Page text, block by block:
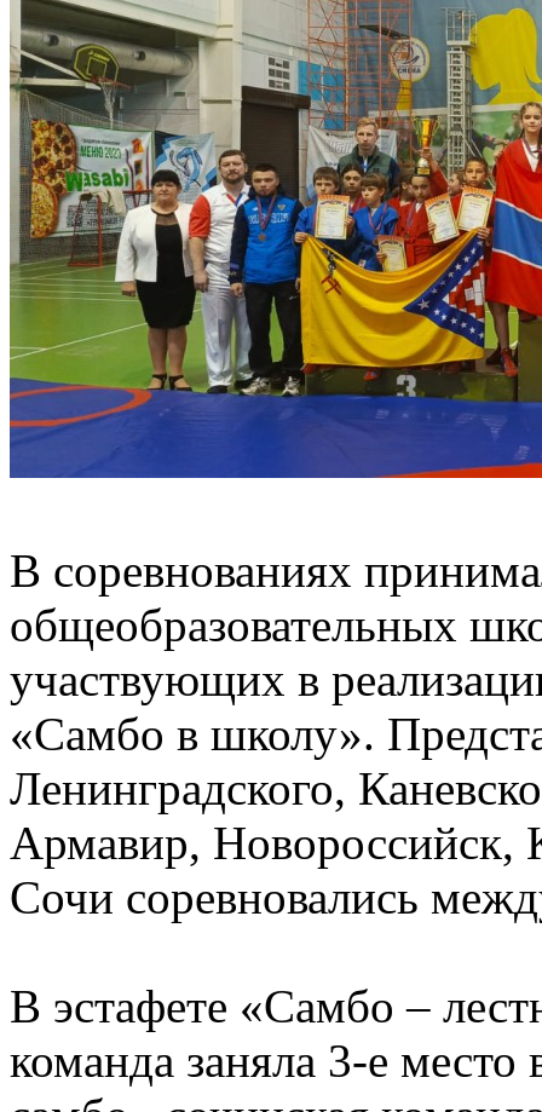
В соревнованиях
общеобразовательных
участвующих в
«Самбо в школу».
Ленинградского,
Армавир, Новороссийск,
Сочи соревновались
В эстафете «Самбо –
команда заняла 3-е